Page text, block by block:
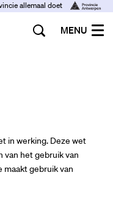
allemaal doet
MENU
in werking. Deze wet
van het gebruik van
maakt gebruik van